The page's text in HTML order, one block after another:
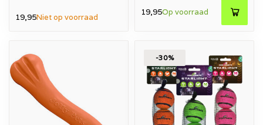
19,95Niet op voorraad
19,95Op voorraad
-30%